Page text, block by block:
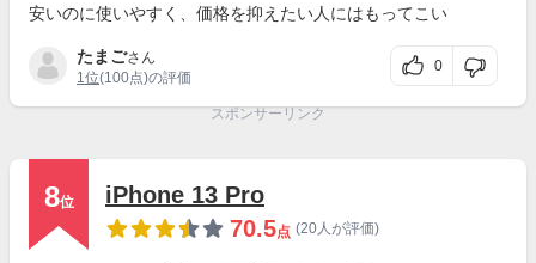
安いのに使いやすく、価格を抑えたい人にはもってこい
たまごさん
1位(100点)の評価
0
スポンサーリンク
8位
iPhone 13 Pro
70.5点 (20人が評価)